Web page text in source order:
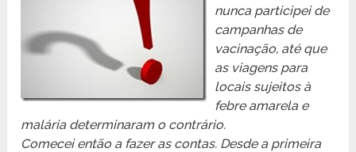
nunca participei de
campanhas de
vacinação, até que
as viagens para
locais sujeitos à
febre amarela e
malária determinaram o contrário.
Comecei então a fazer as contas. Desde a primeira